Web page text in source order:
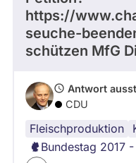
abgeordnetenwatch
befragt
werden.
https://
seuche-
schützen MfG
Antwort
CDU
Fleischproduktion
Bundestag 2017